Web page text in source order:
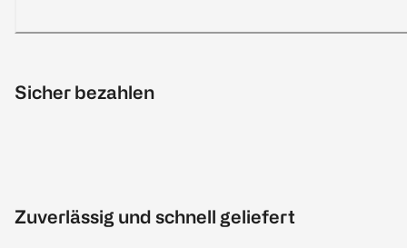
Sicher bezahlen
Zuverlässig und schnell geliefert